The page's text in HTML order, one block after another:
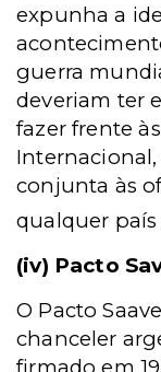
expunha a
guerra
deveriam ter
fazer frente
conjunta às
qualquer
(iv) Pacto
O Pacto
chanceler